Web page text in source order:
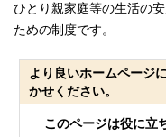
ひとり親家庭等の生活の
ための制度です。
より良いホームページ
かせください。
このページは役に立